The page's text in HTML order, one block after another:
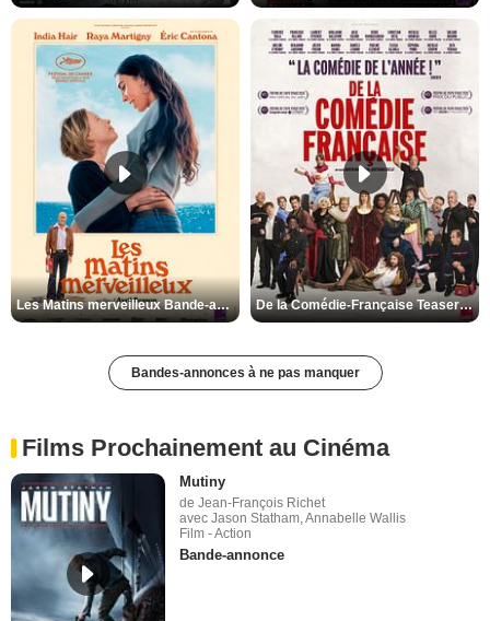
Les Matins merveilleux Bande-annonce VF De la Comédie-Française Teaser VF
Bandes-annonces à ne pas manquer
Films Prochainement au Cinéma
Mutiny
de Jean-François Richet
avec Jason Statham, Annabelle Wallis
Film - Action
Bande-annonce